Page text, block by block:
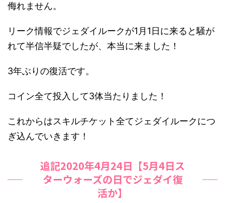
侮れません。
リーク情報でジェダイルークが1月1日に来ると騒が
れて半信半疑でしたが、 本当に来ました！
3年ぶりの復活です。
コイン全て投入して3体当たりました！
これからはスキルチケット全てジェダイルークにつ
ぎ込んでいきます！
追記2020年4月24日【5月4日ス
ターウォーズの日でジェダイ復
活か】